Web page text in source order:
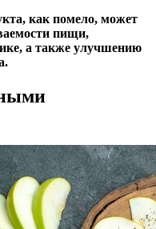
как помело, может
пищи,
а также улучшению